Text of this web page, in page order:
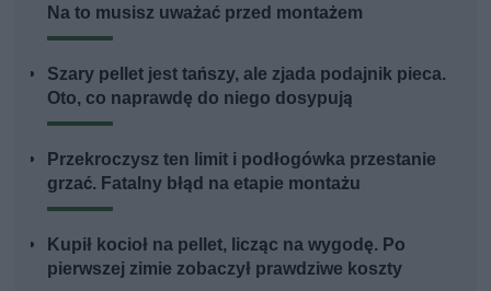
Na to musisz uważać przed montażem
Szary pellet jest tańszy, ale zjada podajnik pieca.
Oto, co naprawdę do niego dosypują
Przekroczysz ten limit i podłogówka przestanie
grzać. Fatalny błąd na etapie montażu
Kupił kocioł na pellet, licząc na wygodę. Po
pierwszej zimie zobaczył prawdziwe koszty